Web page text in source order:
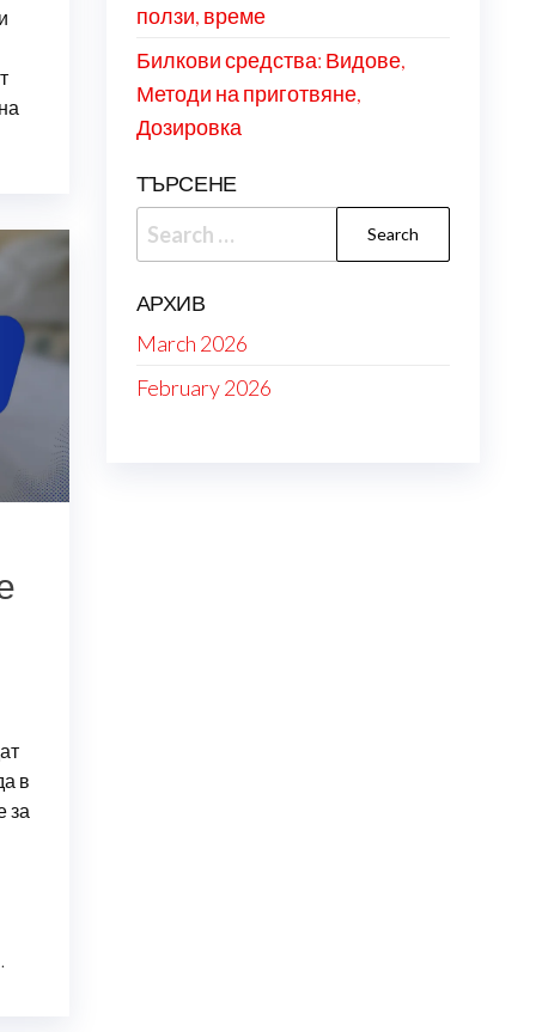
в
за
ползи, време
Билкови средства: Видове,
Методи на приготвяне,
Дозировка
ТЪРСЕНЕ
Search
for:
АРХИВ
March 2026
February 2026